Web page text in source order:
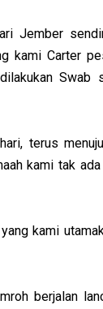
Jember
kami Carter
Swab
terus
kami tak
kami
berjalan